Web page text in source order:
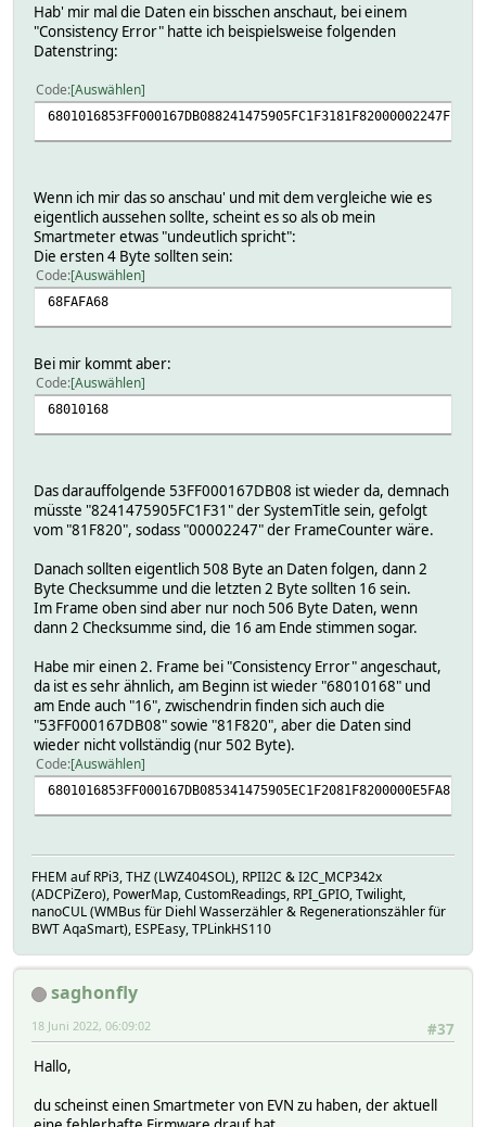
Hab' mir mal die Daten ein bisschen anschaut, bei einem
"Consistency Error" hatte ich beispielsweise folgenden
Datenstring:
Code Auswählen
Wenn ich mir das so anschau' und mit dem vergleiche wie es
eigentlich aussehen sollte, scheint es so als ob mein
Smartmeter etwas "undeutlich spricht":
Die ersten 4 Byte sollten sein:
Code Auswählen
68FAFA68
Bei mir kommt aber:
Code Auswählen
68010168
Das darauffolgende 53FF000167DB08 ist wieder da, demnach
müsste "8241475905FC1F31" der SystemTitle sein, gefolgt
vom "81F820", sodass "00002247" der FrameCounter wäre.
Danach sollten eigentlich 508 Byte an Daten folgen, dann 2
Byte Checksumme und die letzten 2 Byte sollten 16 sein.
Im Frame oben sind aber nur noch 506 Byte Daten, wenn
dann 2 Checksumme sind, die 16 am Ende stimmen sogar.
Habe mir einen 2. Frame bei "Consistency Error" angeschaut,
da ist es sehr ähnlich, am Beginn ist wieder "68010168" und
am Ende auch "16", zwischendrin finden sich auch die
"53FF000167DB08" sowie "81F820", aber die Daten sind
wieder nicht vollständig (nur 502 Byte).
Code Auswählen
FHEM auf RPi3, THZ (LWZ404SOL), RPII2C & I2C_MCP342x
(ADCPiZero), PowerMap, CustomReadings, RPI_GPIO, Twilight,
nanoCUL (WMBus für Diehl Wasserzähler & Regenerationszähler für
BWT AqaSmart), ESPEasy, TPLinkHS110
saghonfly
#37
18 Juni 2022, 06:09:02
Hallo,
du scheinst einen Smartmeter von EVN zu haben, der aktuell